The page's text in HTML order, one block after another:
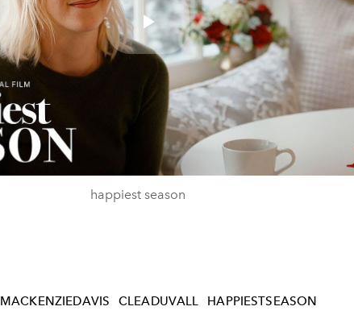
Play
Video
happiest season
MACKENZIEDAVIS CLEADUVALL HAPPIESTSEASON